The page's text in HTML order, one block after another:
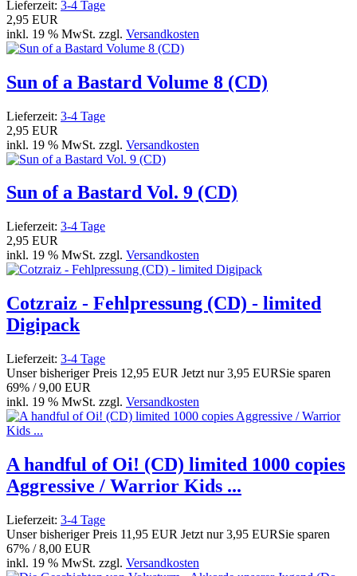
Lieferzeit: 3-4 Tage
2,95 EUR
inkl. 19 % MwSt. zzgl. Versandkosten
Sun of a Bastard Volume 8 (CD)
Lieferzeit: 3-4 Tage
2,95 EUR
inkl. 19 % MwSt. zzgl. Versandkosten
Sun of a Bastard Vol. 9 (CD)
Lieferzeit: 3-4 Tage
2,95 EUR
inkl. 19 % MwSt. zzgl. Versandkosten
Cotzraiz - Fehlpressung (CD) - limited
Digipack
Lieferzeit: 3-4 Tage
Unser bisheriger Preis 12,95 EUR Jetzt nur3,95 EURSie sparen
69% / 9,00 EUR
inkl. 19 % MwSt. zzgl. Versandkosten
A handful of Oi! (CD) limited 1000 copies
Aggressive / Warrior Kids ...
Lieferzeit: 3-4 Tage
Unser bisheriger Preis 11,95 EUR Jetzt nur3,95 EURSie sparen
67% / 8,00 EUR
inkl. 19 % MwSt. zzgl. Versandkosten